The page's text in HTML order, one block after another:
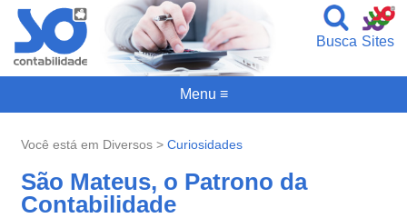
Sites
Busca
Você está em Diversos >Curiosidades
São Mateus, o Patrono da
Contabilidade